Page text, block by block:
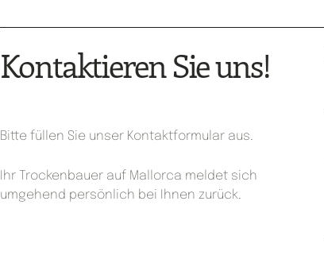
Kontaktieren Sie uns!
Bitte füllen Sie unser Kontaktformular aus.
Ihr Trockenbauer auf Mallorca meldet sich
umgehend persönlich bei Ihnen zurück.